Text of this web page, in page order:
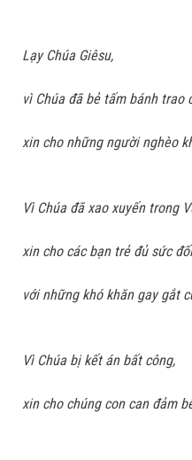
Lạy Chúa Giêsu,
vì Chúa đã bẻ tấm bánh trao
xin cho những người nghèo
Vì Chúa đã xao xuyến trong
xin cho các bạn trẻ đủ sức
với những khó khăn gay gắt
Vì Chúa bị kết án bất công,
xin cho chúng con can đảm